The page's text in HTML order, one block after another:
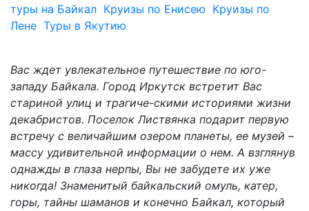
туры на Байкал Круизы по Енисею Круизы по
Лене Туры в Якутию
Вас ждет увлекательное путешествие по юго-
западу Байкала. Город Иркутск встретит Вас
стариной улиц и трагиче-скими историями жизни
декабристов. Поселок Листвянка подарит первую
встречу с величайшим озером планеты, ее музей –
массу удивительной информации о нем. А взглянув
однажды в глаза нерпы, Вы не забудете их уже
никогда! Знаменитый байкальский омуль, катер,
горы, тайны шаманов и конечно Байкал, который